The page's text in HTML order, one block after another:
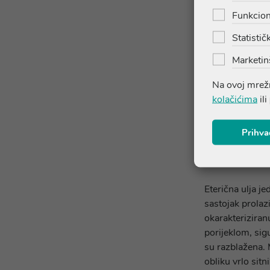
Dietpharm
Dodaj u
Eterična ulja
sastojak
porijeklom,
su
obliku vrlo
Na ovoj
kolačićima ili